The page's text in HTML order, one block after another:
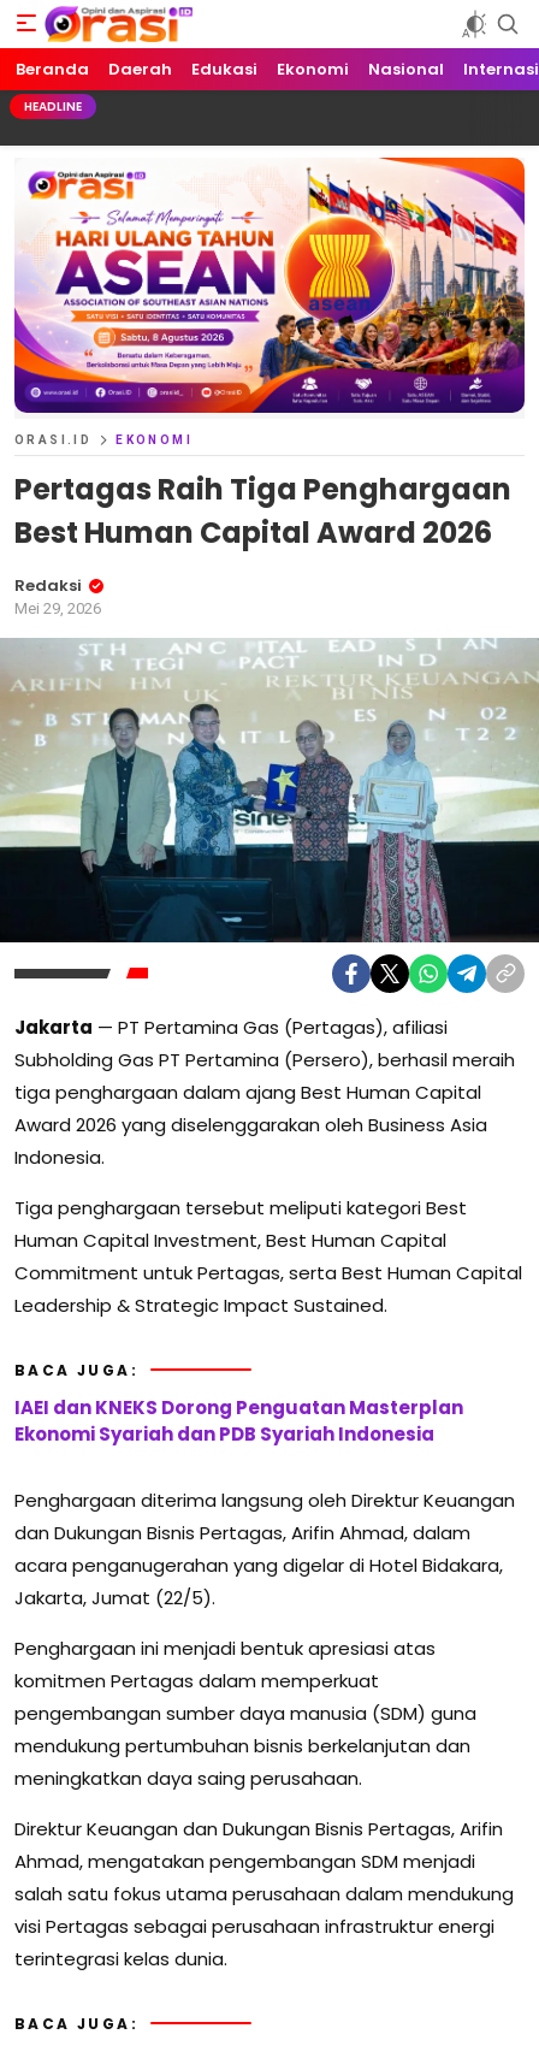
Orasi.ID
Opini dan Aspirasi!
Beranda Daerah Edukasi Ekonomi Nasional
HEADLINE
ORASI.ID EKONOMI
Pertagas Raih Tiga Penghargaan
Best Human Capital Award 2026
Redaksi
Mei 29, 2026
Jakarta — PT Pertamina Gas (Pertagas), afiliasi
Subholding Gas PT Pertamina (Persero), berhasil meraih
tiga penghargaan dalam ajang Best Human Capital
Award 2026 yang diselenggarakan oleh Business Asia
Indonesia.
Tiga penghargaan tersebut meliputi kategori Best
Human Capital Investment, Best Human Capital
Commitment untuk Pertagas, serta Best Human Capital
Leadership & Strategic Impact Sustained.
BACA JUGA:
IAEI dan KNEKS Dorong Penguatan Masterplan
Ekonomi Syariah dan PDB Syariah Indonesia
Penghargaan diterima langsung oleh Direktur Keuangan
dan Dukungan Bisnis Pertagas, Arifin Ahmad, dalam
acara penganugerahan yang digelar di Hotel Bidakara,
Jakarta, Jumat (22/5).
Penghargaan ini menjadi bentuk apresiasi atas
komitmen Pertagas dalam memperkuat
pengembangan sumber daya manusia (SDM) guna
mendukung pertumbuhan bisnis berkelanjutan dan
meningkatkan daya saing perusahaan.
Direktur Keuangan dan Dukungan Bisnis Pertagas, Arifin
Ahmad, mengatakan pengembangan SDM menjadi
salah satu fokus utama perusahaan dalam mendukung
visi Pertagas sebagai perusahaan infrastruktur energi
terintegrasi kelas dunia.
BACA JUGA: